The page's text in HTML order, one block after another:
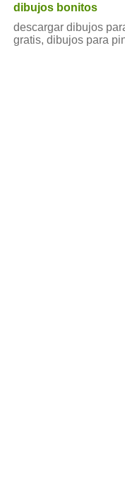
dibujos bonitos
descargar dibujos
gratis, dibujos para